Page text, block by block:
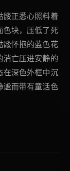
髅正悉心照料着
色块，压低了死
髅怀抱的蓝色花
消亡压进安静的
在深色外框中沉
谧而带有童话色